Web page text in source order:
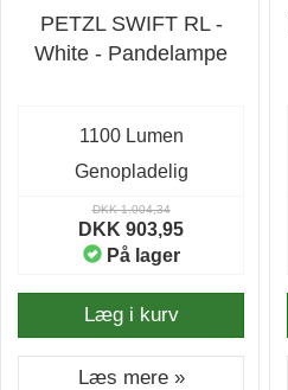
PETZL SWIFT RL -
White - Pandelampe
1100 Lumen
Genopladelig
DKK 1.004,34
DKK 903,95
På lager
Læg i kurv
Læs mere »